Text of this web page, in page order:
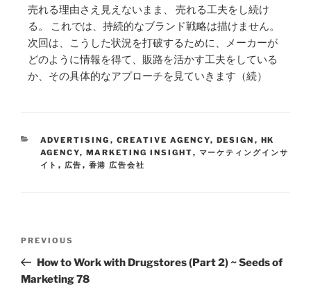
売れる理由さえ見えないまま、 売れる工夫をし続け
る。 これでは、持続的なブランド戦略は描けません。
次回は、こうした状況を打破するために、メーカーが
どのように情報を得て、販路を活かす工夫をしている
か、その具体的なアプローチを見ていきます（続）
ADVERTISING , CREATIVE AGENCY, DESIGN , HK
AGENCY, MARKETING INSIGHT, マーケティングインサ
イト , 広告 , 香港 広告会社
PREVIOUS
How to Work with Drugstores (Part 2) ~ Seeds of
Marketing 78